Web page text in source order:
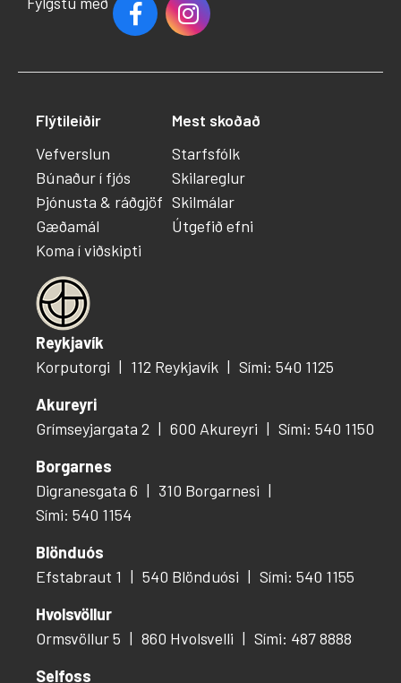
Reykjavík
Korputorgi
112 Reykjavík
Sími: 540 1125
Akureyri
Grímseyjargata 2
600 Akureyri
Sími: 540 1150
Borgarnes
Digranesgata 6
310 Borgarnesi
Sími: 540 1154
Blönduós
Efstabraut 1
540 Blönduósi
Sími: 540 1155
Hvolsvöllur
Ormsvöllur 5
860 Hvolsvelli
Sími: 487 8888
Selfoss
Flýtileiðir
Vefverslun
Búnaður í fjós
Þjónusta & ráðgjöf
Gæðamál
Koma í viðskipti
Mest skoðað
Starfsfólk
Skilareglur
Skilmálar
Útgefið efni